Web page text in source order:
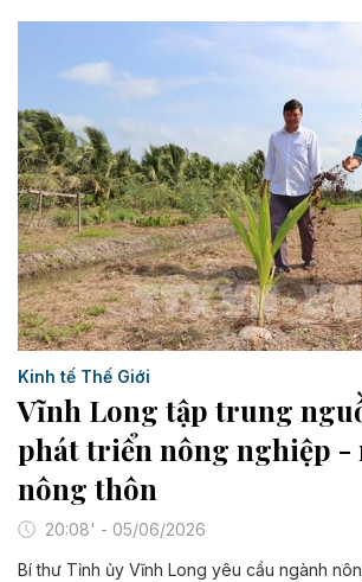
Kinh tế Thế Giới
Vĩnh Long tập trung
phát triển nông nghiệp -
nông thôn
20:08' - 05/06/2026
Bí thư Tỉnh ủy Vĩnh Long yêu cầu ngành